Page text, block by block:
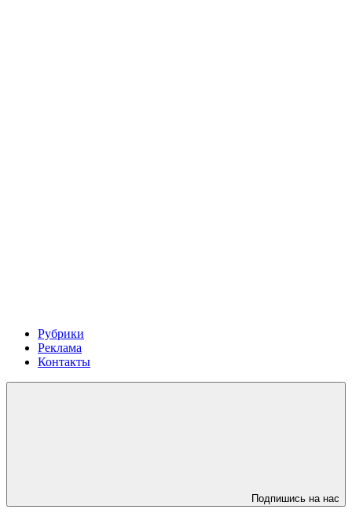
Рубрики
Реклама
Контакты
Подпишись на нас